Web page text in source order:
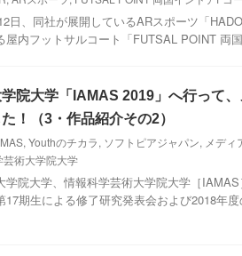
日、同社が展開しているARスポーツ「
屋内フットサルコート「FUTSAL POINT 両
院大学「IAMAS 2019」へ行って
！（3・作品紹介その2）
, Youthのチカラ, ソフトピアジャパン, メディ
芸術大学院大学
学院大学、情報科学芸術大学院大学［
17期生による修了研究発表会および2018年